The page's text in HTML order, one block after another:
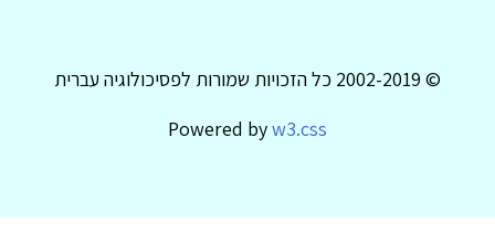
© 2002-2019 כל הזכויות שמורות לפסיכולוגיה עברית
Powered byw3.css